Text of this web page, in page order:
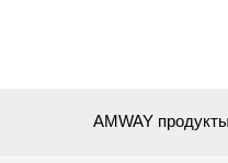
AMWAY продукты